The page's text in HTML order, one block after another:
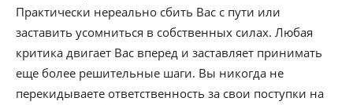
Практически нереально сбить Вас с пути или
заставить усомниться в собственных силах. Любая
критика двигает Вас вперед и заставляет принимать
еще более решительные шаги. Вы никогда не
перекидываете ответственность за свои поступки на